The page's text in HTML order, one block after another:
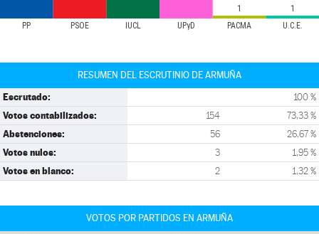
PP PSOE IUCL UPyD PACMA U.C.E.
1 1
RESUMEN DEL ESCRUTINIO DE ARMUÑA
Escrutado: 100 %
Votos contabilizados: 154 73,33 %
Abstenciones: 56 26,67 %
Votos nulos: 3 1,95 %
Votos en blanco: 2 1,32 %
VOTOS POR PARTIDOS EN ARMUÑA